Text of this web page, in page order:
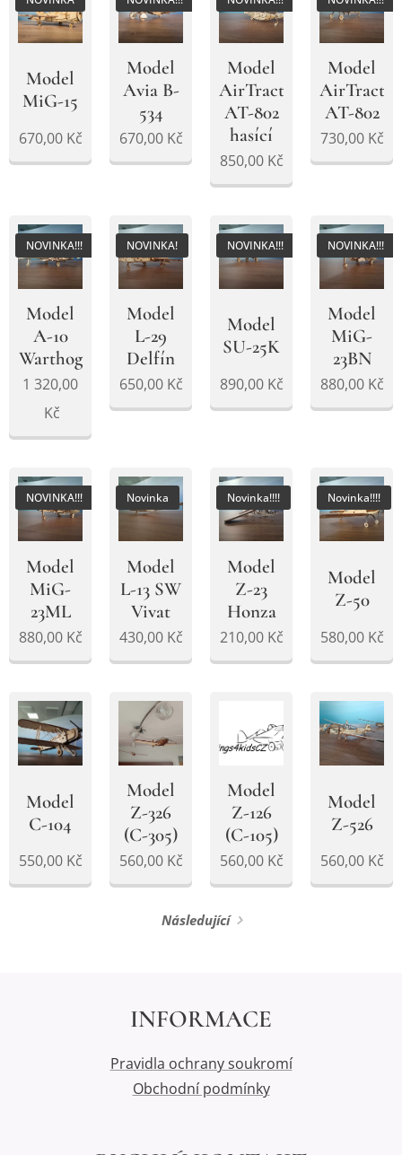
Model
MiG-15
670,00Kč
Model
Avia B-
534
670,00Kč
Model
AirTractor
AT-802
hasící
850,00Kč
Model
AirTractor
AT-802
730,00Kč
Model
A-10
Warthog
NOVINKA!!!
1 320,00
Kč
Model
L-29
Delfín
NOVINKA!
650,00Kč
Model
SU-25K
NOVINKA!!!
890,00Kč
Model
MiG-
23BN
NOVINKA!!!
880,00Kč
Model
MiG-
23ML
NOVINKA!!!
880,00Kč
Model
L-13 SW
Vivat
Novinka
430,00Kč
Model
Z-23
Honza
Novinka!!!!
210,00Kč
Model
Z-50
Novinka!!!!
580,00Kč
Model
C-104
550,00Kč
Model
Z-326
(C-305)
560,00Kč
Model
Z-126
(C-105)
560,00Kč
Model
Z-526
560,00Kč
Následující
INFORMACE
Pravidla ochrany soukromí
Obchodní podmínky